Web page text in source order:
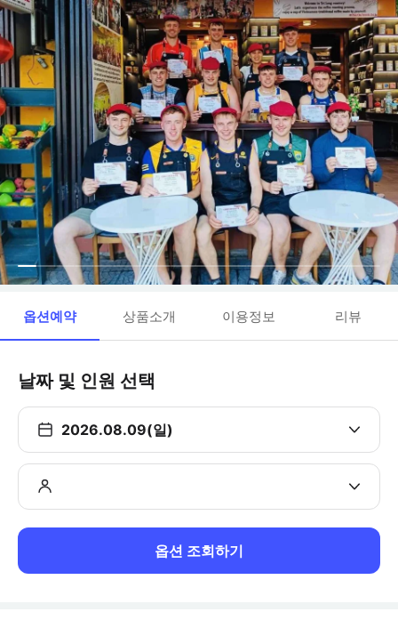
옵션예약 상품소개 이용정보 리뷰
날짜 및 인원 선택
2026.08.09(일)
옵션 조회하기